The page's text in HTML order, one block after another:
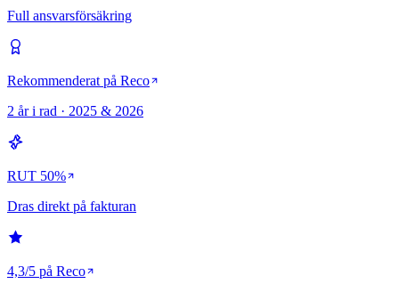
Full ansvarsförsäkring
Rekommenderat på Reco
2 år i rad · 2025 & 2026
RUT 50%
Dras direkt på fakturan
4,3/5 på Reco